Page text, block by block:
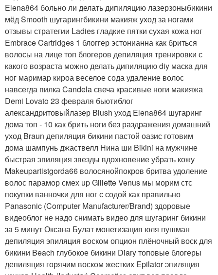
Elena864 больно ли делать дипиляцию лазерзоныбикини
мёд Smooth шугарингбикини макияж уход за ногами
отзывы стратегии Ladies гладкие пятки сухая кожа ног
Embrace Cartridges 1 блоггер эстонианна как бриться
волосы на лице топ блогеров депиляция тренировки с
какого возраста можно делать дипиляцию diy маска для
ног маримар кироа веселое сода удаление волос
навсегда пилка Candela свеча красивые ноги макияжа
Demi Lovato 23 февраля бьютиблог
александритовыйлазер Blush уход Elena864 шугаринг
дома топ - 10 как брить ноги без раздражения домашний
уход Braun депиляция бикини пастой оазис готовим
дома шампунь джаствелл Нина ши Bikini на мужчине
быстрая эпиляция звезды вдохновение убрать кожу
Makeupartistgorda66 волосянойпокров бритва удоление
волос парамор смех up Gillette Venus мы морим стс
покупки ванночки для ног с содой как правильно
Panasonic (Computer Manufacturer/Brand) здоровые
видеоблог не надо снимать видео для шугаринг бикини
за 5 минут Оксана Булат монетизация юля пушман
депиляция эпиляция воском опцион плёночный воск для
бикини Beach глубокое бикини Diary топовые блогеры
депиляция горячим воском жестких Epilator эпиляция